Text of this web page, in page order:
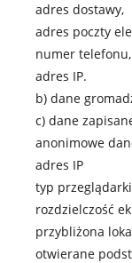
adres dostawy,
adres poczty
numer telefonu,
adres IP.
b) dane
c) dane
anonimowe
adres IP
typ przeglądarki
rozdzielczość
przybliżona
otwierane